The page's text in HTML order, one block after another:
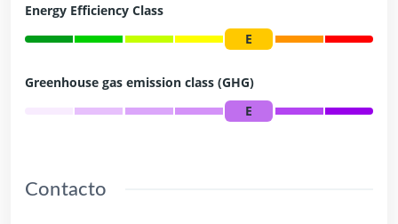
Energy Efficiency Class
E
Greenhouse gas emission class (GHG)
E
Contacto